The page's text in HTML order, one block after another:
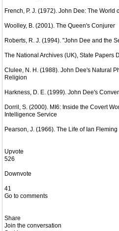
French, P. J. (1972). John Dee: The World
Woolley, B. (2001). The Queen's Conjurer
Roberts, R. J. (1994). "John Dee and the
The National Archives (UK), State Papers
Clulee, N. H. (1988). John Dee's Natural
Religion
Harkness, D. E. (1999). John Dee's
Dorril, S. (2000). MI6: Inside the Covert
Intelligence Service
Pearson, J. (1966). The Life of Ian Fleming
Upvote
526
Downvote
41
Go to comments
Share
Join the conversation